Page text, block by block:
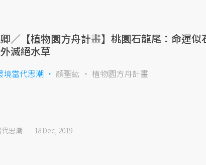
／【植物園方舟計畫】桃園石龍尾：命運似
滅絕水草
境當代思潮 顏聖紘 植物園方舟計畫
思潮 18 Dec, 2019